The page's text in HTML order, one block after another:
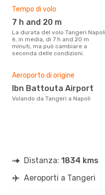
Tempo di volo
7 h and 20 m
La durata del volo Tangeri Napoli
è, in media, di 7 h and 20 m
minuti, ma può cambiare a
seconda delle condizioni.
Aeroporto di origine
Ibn Battouta Airport
Volando da Tangeri a Napoli
Distanza: 1834 kms
Aeroporti a Tangeri